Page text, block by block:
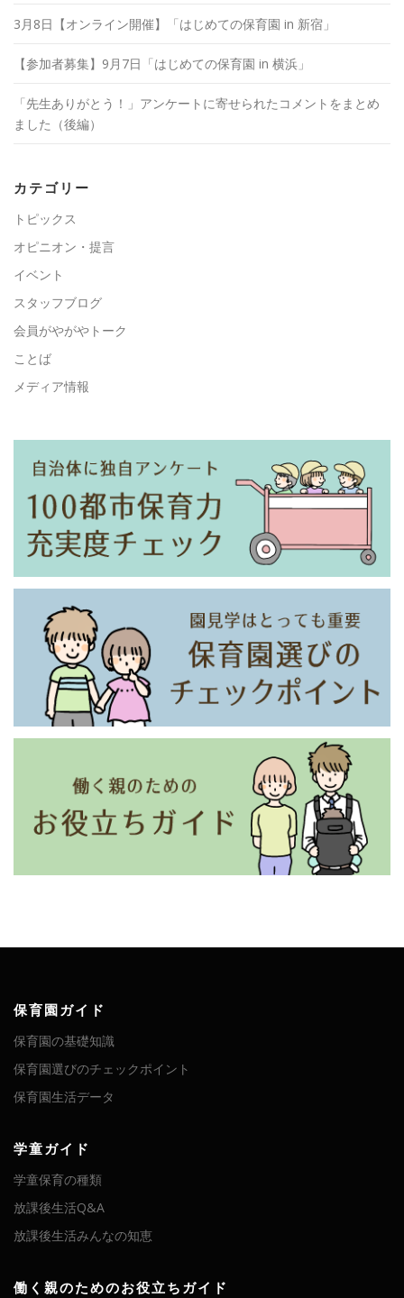
3月8日【オンライン開催】「はじめての保育園 in 新宿」
【参加者募集】9月7日「はじめての保育園 in 横浜」
「先生ありがとう！」アンケートに寄せられたコメントをまとめ
ました（後編）
カテゴリー
トピックス
オピニオン・提言
イベント
スタッフブログ
会員がやがやトーク
ことば
メディア情報
保育園ガイド
保育園の基礎知識
保育園選びのチェックポイント
保育園生活データ
学童ガイド
学童保育の種類
放課後生活Q&A
放課後生活みんなの知恵
働く親のためのお役立ちガイド